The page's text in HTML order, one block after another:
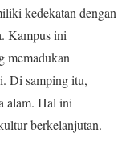
kedekatan dengan
Kampus ini
memadukan
Di samping itu,
alam. Hal ini
berkelanjutan.